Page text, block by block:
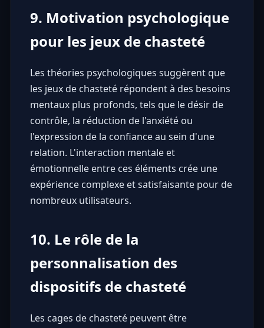
9. Motivation psychologique
pour les jeux de chasteté
Les théories psychologiques suggèrent que
les jeux de chasteté répondent à des besoins
mentaux plus profonds, tels que le désir de
contrôle, la réduction de l'anxiété ou
l'expression de la confiance au sein d'une
relation. L'interaction mentale et
émotionnelle entre ces éléments crée une
expérience complexe et satisfaisante pour de
nombreux utilisateurs.
10. Le rôle de la
personnalisation des
dispositifs de chasteté
Les cages de chasteté peuvent être